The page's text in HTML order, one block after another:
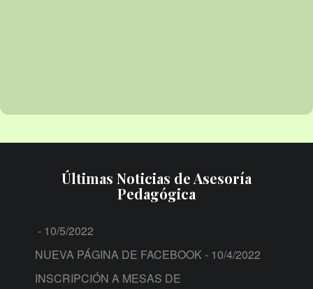
Últimas Noticias de Asesoría
Pedagógica
- 10/5/2022
NUEVA PÁGINA DE FACEBOOK - 10/4/2022
INSCRIPCIÓN A MESAS DE